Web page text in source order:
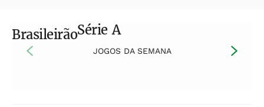
BrasileirãoSérie A
JOGOS DA SEMANA